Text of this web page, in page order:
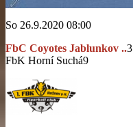
So 26.9.2020 08:00
FbC Coyotes Jablunkov ..3
FbK Horní Suchá9